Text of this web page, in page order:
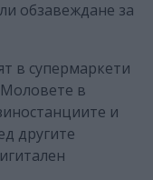
обзавеждане за
в супермаркети
Моловете в
и
другите